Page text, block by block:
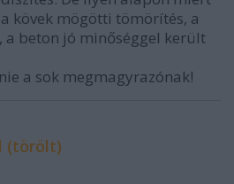
kövek mögötti tömörítés, a
a beton jó minőséggel került
a sok megmagyrazónak!
(törölt)